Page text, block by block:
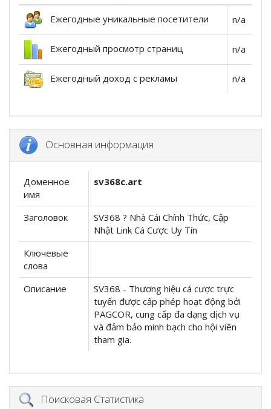
Ежегодные уникальные посетители n/a
Ежегодный просмотр страниц n/a
Ежегодный доход с рекламы n/a
Основная информация
Доменное
имя
sv368c.art
Заголовок
SV368 ️?️ Nhà Cái Chính Thức, Cập
Nhật Link Cá Cược Uy Tín
Ключевые
слова
Описание
SV368 - Thương hiệu cá cược trực
tuyến được cấp phép hoạt động bởi
PAGCOR, cung cấp đa dạng dịch vụ
và đảm bảo minh bạch cho hội viên
tham gia.
Поисковая Статистика